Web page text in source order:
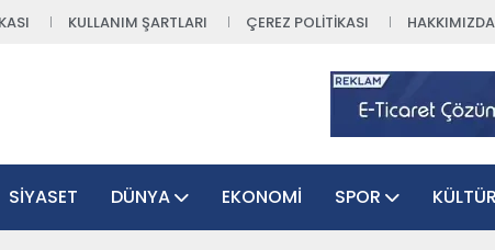
KULLANIM ŞARTLARI ÇEREZ POLITIKASI HAKKIMIZDA
SIYASET DÜNYA EKONOMI SPOR